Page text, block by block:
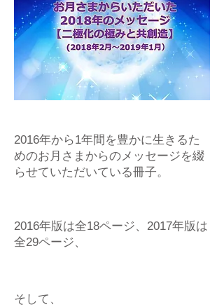
2016年から1年間を豊かに生きるた
めのお月さまからのメッセージを綴
らせていただいている冊子。
2016年版は全18ページ、2017年版は
全29ページ、
そして、